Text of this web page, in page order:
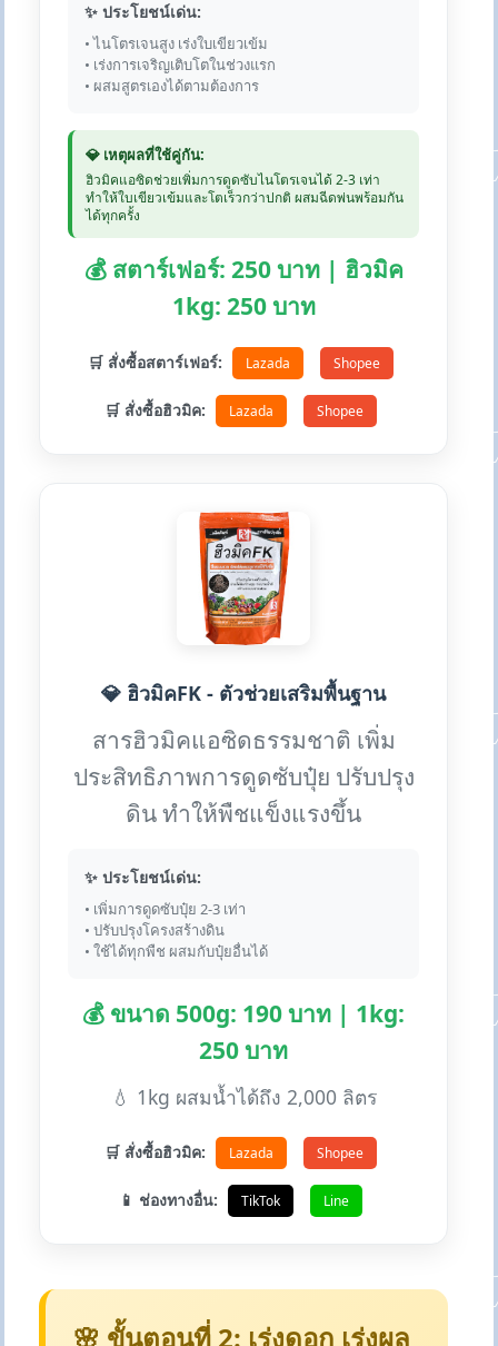
✨ ประโยชน์เด่น:
• ไนโตรเจนสูง เร่งใบเขียวเข้ม
• เร่งการเจริญเติบโตในช่วงแรก
• ผสมสูตรเองได้ตามต้องการ
💎 เหตุผลที่ใช้คู่กัน:
ฮิวมิคแอซิดช่วยเพิ่มการดูดซับไนโตรเจนได้ 2-3 เท่า
ทำให้ใบเขียวเข้มและโตเร็วกว่าปกติ ผสมฉีดพ่นพร้อมกัน
ได้ทุกครั้ง
💰 สตาร์เฟอร์: 250 บาท | ฮิวมิค
1kg: 250 บาท
🛒 สั่งซื้อสตาร์เฟอร์: Lazada Shopee
🛒 สั่งซื้อฮิวมิค: Lazada Shopee
💎 ฮิวมิคFK - ตัวช่วยเสริมพื้นฐาน
สารฮิวมิคแอซิดธรรมชาติ เพิ่ม
ประสิทธิภาพการดูดซับปุ๋ย ปรับปรุง
ดิน ทำให้พืชแข็งแรงขึ้น
✨ ประโยชน์เด่น:
• เพิ่มการดูดซับปุ๋ย 2-3 เท่า
• ปรับปรุงโครงสร้างดิน
• ใช้ได้ทุกพืช ผสมกับปุ๋ยอื่นได้
💰 ขนาด 500g: 190 บาท | 1kg:
250 บาท
💧 1kg ผสมน้ำได้ถึง 2,000 ลิตร
🛒 สั่งซื้อฮิวมิค: Lazada Shopee
📱 ช่องทางอื่น: TikTok Line
🌸 ขั้นตอนที่ 2: เร่งดอก เร่งผล